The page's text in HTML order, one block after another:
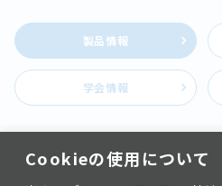
Cookieの使用について
製品情報
学会情報